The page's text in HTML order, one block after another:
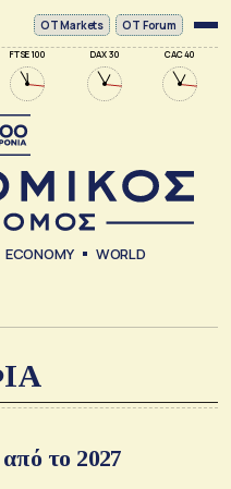
FTSE 100 DAX 30 CAC 40
ΟΤ Markets OT Forum
ECONOMY WORLD
το 2027